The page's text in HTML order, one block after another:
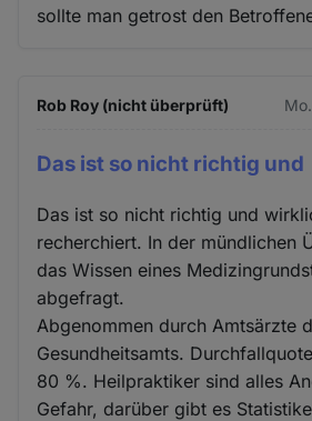
sollte man getrost den
Rob Roy (nicht überprüft)
Das ist so nicht richtig und
Das ist so nicht richtig und
recherchiert. In der mündlichen
das Wissen eines
abgefragt.
Abgenommen durch Amtsärzte
Gesundheitsamts.
80 %. Heilpraktiker sind alles
Gefahr, darüber gibt es